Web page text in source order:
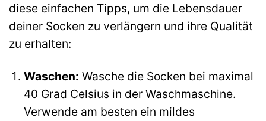
diese einfachen Tipps, um die Lebensdauer
deiner Socken zu verlängern und ihre Qualität
zu erhalten:
Waschen: Wasche die Socken bei maximal
40 Grad Celsius in der Waschmaschine.
Verwende am besten ein mildes